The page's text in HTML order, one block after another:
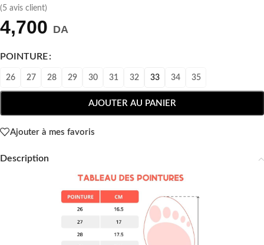
(5 avis client)
4,700 DA
POINTURE
26 27 28 29 30 31 32 33 34 35
AJOUTER AU PANIER
Ajouter à mes favoris
Description